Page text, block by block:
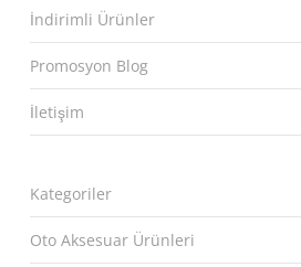
İndirimli Ürünler
Promosyon Blog
İletişim
Kategoriler
Oto Aksesuar Ürünleri